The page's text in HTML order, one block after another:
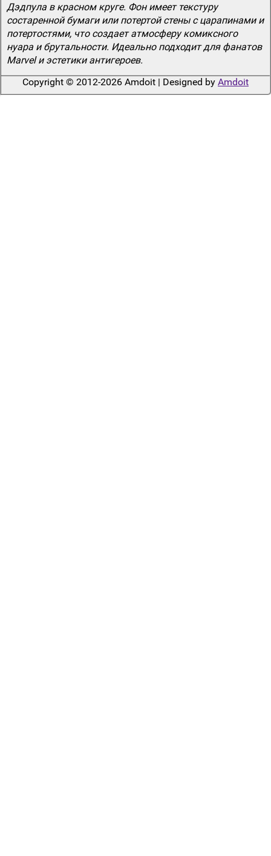
Дэдпула в красном круге. Фон имеет текстуру
состаренной бумаги или потертой стены с царапинами и
потертостями, что создает атмосферу комиксного
нуара и брутальности. Идеально подходит для фанатов
Marvel и эстетики антигероев.
Copyright © 2012-2026 Amdoit | Designed by Amdoit